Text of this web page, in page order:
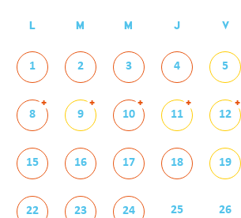
L M M J V
1 2 3 4 5
8
+
9
+
10
+
11
+
12
+
15 16 17 18 19
22 23 24 25 26